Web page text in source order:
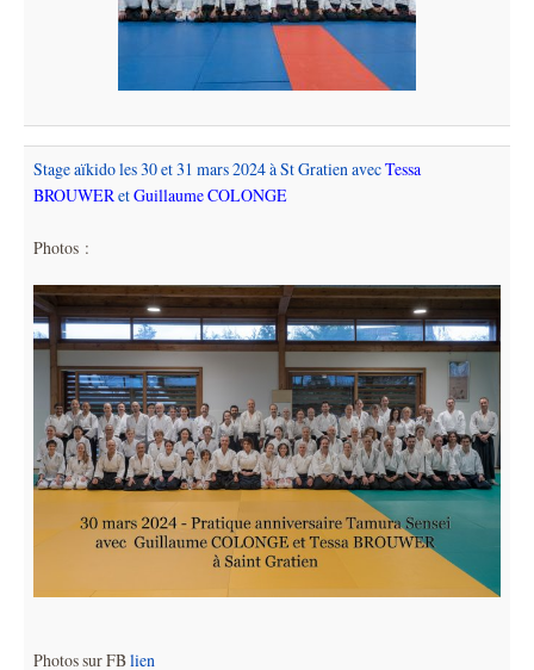
Stage aïkido les 30 et 31 mars 2024 à St Gratien avecTessa
BROUWERetGuillaume COLONGE
Photos :
Photos sur FBlien